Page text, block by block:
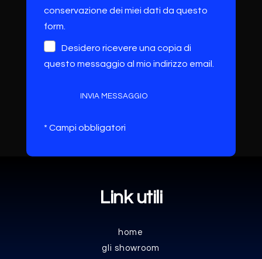
conservazione dei miei dati da questo
form.
Desidero ricevere una copia di
questo messaggio al mio indirizzo email.
INVIA MESSAGGIO
* Campi obbligatori
Link utili
home
gli showroom